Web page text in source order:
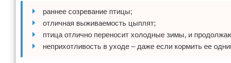
раннее созревание птицы;
отличная выживаемость цыплят;
птица отлично переносит холодные зимы, и
неприхотливость в уходе – даже если кормить ее